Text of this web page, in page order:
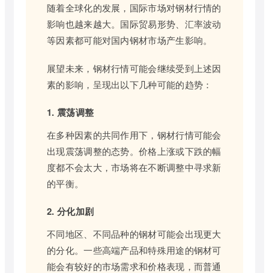
随着全球化的发展，国际市场对钢材行情的
影响也越来越大。国际贸易形势、汇率波动
等因素都可能对国内钢材市场产生影响。
展望未来，钢材行情可能会继续受到上述因
素的影响，呈现出以下几种可能的趋势：
1. 震荡调整
在多种因素的共同作用下，钢材行情可能会
出现震荡调整的态势。价格上涨或下跌的幅
度都不会太大，市场将在不断调整中寻求新
的平衡。
2. 分化加剧
不同地区、不同品种的钢材可能会出现更大
的分化。一些高端产品和特殊用途的钢材可
能会有较好的市场需求和价格表现，而普通